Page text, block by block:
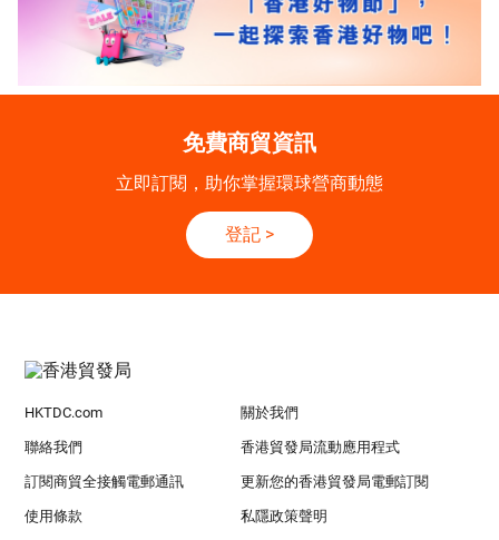
免費商貿資訊
立即訂閱，助你掌握環球營商動態
登記 >
HKTDC.com 關於我們
聯絡我們 香港貿發局流動應用程式
訂閱商貿全接觸電郵通訊 更新您的香港貿發局電郵訂閱
使用條款 私隱政策聲明